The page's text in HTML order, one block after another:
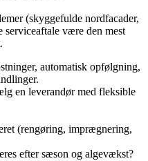
(skyggefulde nordfacader,
være den mest
automatisk opfølgning,
en leverandør med fleksible
(rengøring, imprægnering,
efter sæson og algevækst?